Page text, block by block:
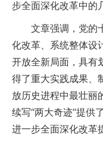
步全面深化改革中的
文章强调，党的十
化改革、系统整体设
开放全新局面，具有
得了重大实践成果、
放历史进程中最壮丽
续写“两大奇迹”提供
进一步全面深化改革